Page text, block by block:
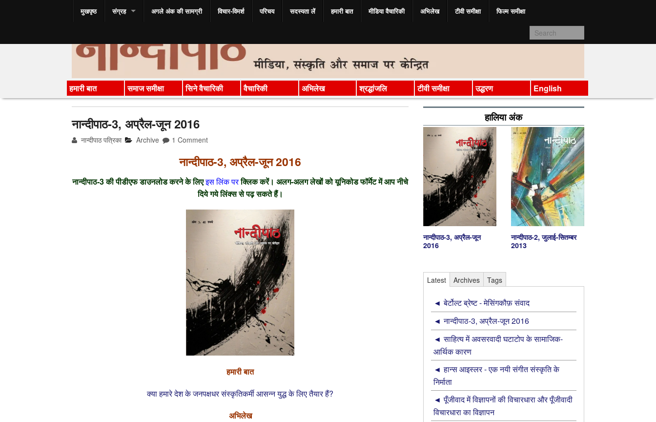
मुखपृष्ठ संग्रह अगले अंक की सामग्री विचार-विमर्श परिचय सदस्‍यता लें हमारी बात मीडिया वैचारिकी अभिलेख टीवी समीक्षा फिल्म समीक्षा
हमारी बात समाज समीक्षा सिने वैचारिकी वैचारिकी अभिलेख श्रद्धांजलि टीवी समीक्षा उद्धरण English
नान्‍दीपाठ-3, अप्रैल-जून 2016
नान्दीपाठ पत्रिका Archive 1 Comment
नान्‍दीपाठ-3, अप्रैल-जून 2016
नान्‍दीपाठ-3 की पीडीएफ डाउनलोड करने के लिएइस लिंक परक्लिक करें। अलग-अलग लेखों को यूनिकोड फॉर्मेट में आप नीचे
दिये गये लिंक्स से पढ़ सकते हैं।
हमारी बात
क्या हमारे देश के जनपक्षधर संस्कृतिकर्मी आसन्न युद्ध के लिए तैयार हैं?
अभिलेख
हालिया अंक
नान्‍दीपाठ-3, अप्रैल-जून
2016
नान्दीपाठ-2, जुलाई-सितम्बर
2013
Latest
बेर्टोल्ट ब्रेष्ट - मेसिंगकौफ़ संवाद
नान्‍दीपाठ-3, अप्रैल-जून 2016
साहित्य में अवसरवादी घटाटोप के सामाजिक-
आर्थिक कारण
हान्स आइस्लर - एक नयी संगीत संस्कृति के
निर्माता
पूँजीवाद में विज्ञापनों की विचारधारा और पूँजीवादी
विचारधारा का विज्ञापन
Archives Tags